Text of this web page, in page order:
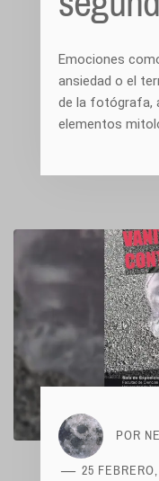
Emociones
ansiedad o el
de la fotógrafa,
elementos
POR
25